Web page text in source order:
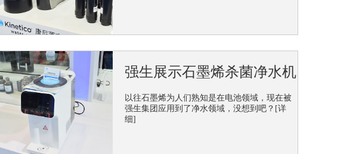
展中心举行，本次盛会再度吸引了世界各国顶尖品牌参展，康尼蒂克成立
理设备制造公司，是欧美...
强生展示石墨烯杀菌净水机
以往石墨烯为人们熟知是在电池领域，现在被
强生集团应用到了净水领域，没想到吧？ [详
细]